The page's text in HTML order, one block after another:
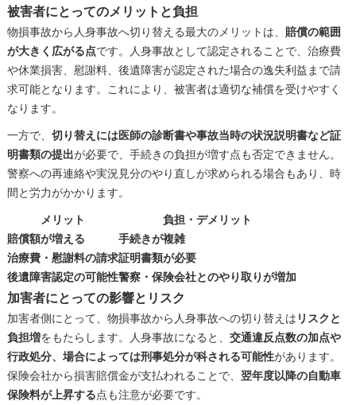
被害者にとってのメリットと負担
物損事故から人身事故へ切り替える最大のメリットは、 賠償の範囲
が大きく広がる点です。人身事故として認定されることで、治療費
や休業損害、慰謝料、後遺障害が認定された場合の逸失利益まで請
求可能となります。これにより、被害者は適切な補償を受けやすく
なります。
一方で、 切り替えには医師の診断書や事故当時の状況説明書など証
明書類の提出が必要で、手続きの負担が増す点も否定できません。
警察への再連絡や実況見分のやり直しが求められる場合もあり、時
間と労力がかかります。
メリット
負担・デメリット
賠償額が増える
手続きが複雑
治療費・慰謝料の請求証明書類が必要
後遺障害認定の可能性警察・保険会社とのやり取りが増加
加害者にとっての影響とリスク
加害者側にとって、物損事故から人身事故への切り替えはリスクと
負担増をもたらします。人身事故になると、 交通違反点数の加点や
行政処分、場合によっては刑事処分が科される可能性があります。
保険会社から損害賠償金が支払われることで、 翌年度以降の自動車
保険料が上昇する点も注意が必要です。